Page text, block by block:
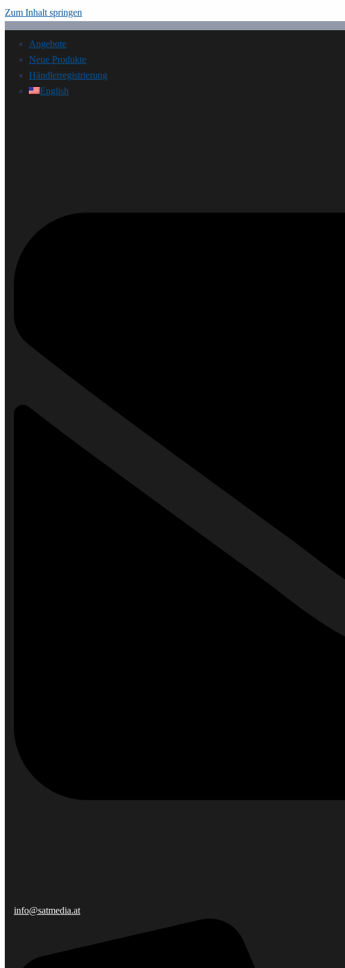
Zum Inhalt springen
Angebote
Neue Produkte
Händlerregistrierung
English
info@satmedia.at